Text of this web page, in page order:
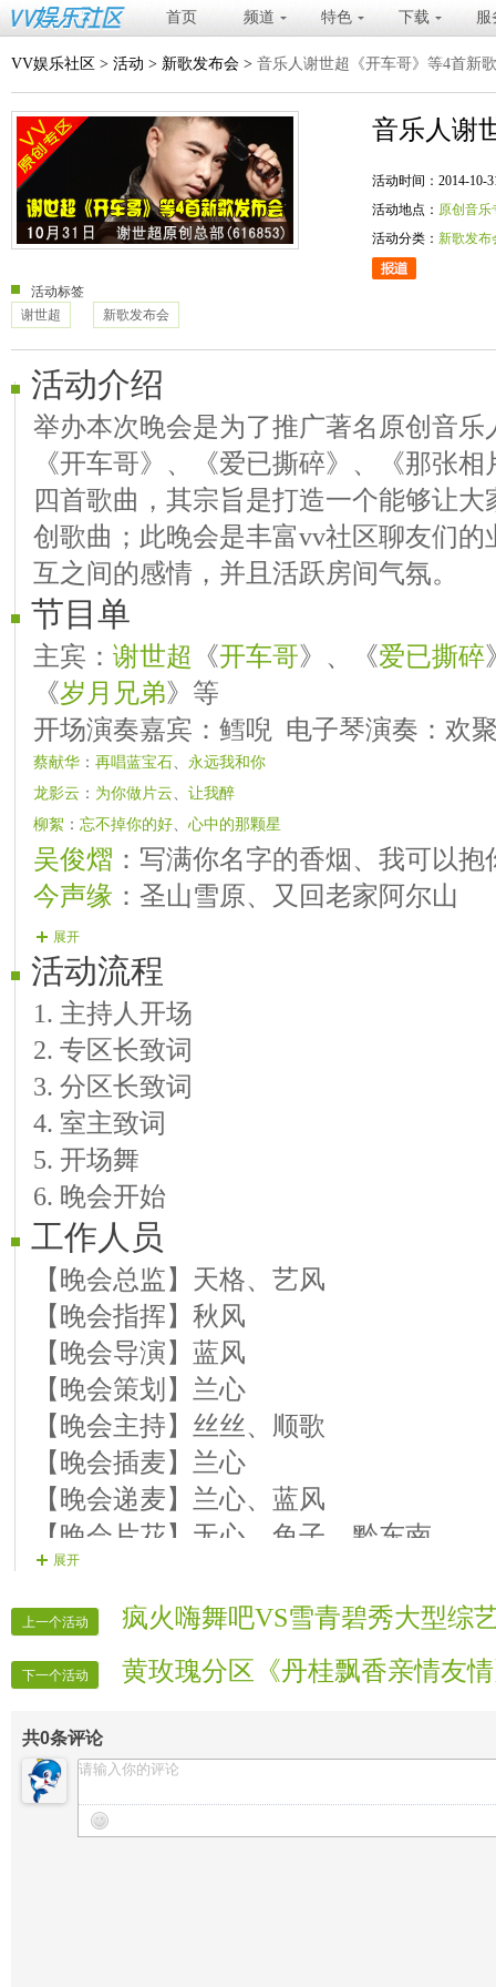
首页 频道 特色 下载 服
VV娱乐社区 > 活动 > 新歌发布会 > 音乐人谢世超《开车哥》等4首新
音乐人谢
活动时间：2014-10-
活动地点： 原创音乐
活动分类： 新歌发布
活动标签
谢世超
新歌发布会
活动介绍
举办本次晚会是为了推广著名原创音
《开车哥》、《爱已撕碎》、《那张
四首歌曲，其宗旨是打造一个能够让
创歌曲；此晚会是丰富vv社区聊友们
互之间的感情，并且活跃房间气氛。
节目单
主宾： 谢世超 《开车哥》、《爱已撕碎
《岁月兄弟》等
开场演奏嘉宾：鳕唲 电子琴演奏：欢
蔡献华 ： 再唱蓝宝石、 永远我和你
龙影云 ： 为你做片云、 让我醉
柳絮 ： 忘不掉你的好、 心中的那颗星
吴俊熠 ：写满你名字的香烟、我可以抱
今声缘 ：圣山雪原、又回老家阿尔山
手心音符
展开
活动流程
1. 主持人开场
2. 专区长致词
3. 分区长致词
4. 室主致词
5. 开场舞
6. 晚会开始
工作人员
【晚会总监】天格、艺风
【晚会指挥】秋风
【晚会导演】蓝风
【晚会策划】兰心
【晚会主持】丝丝、顺歌
【晚会插麦】兰心
【晚会递麦】兰心、蓝风
【晚会片花】无心、兔子、黔东南
【贺词广播】清雅
【晚会广播】清莲、农民
【片花制作】商量、清莲
展开
上一个活动 疯火嗨舞吧VS雪青碧秀大型综
下一个活动 黄玫瑰分区《丹桂飘香亲情友
共0条评论